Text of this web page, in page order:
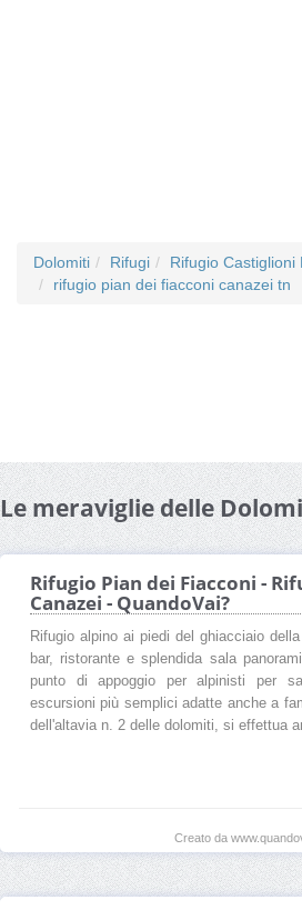
Dolomiti Rifugi
Rifugio Castiglioni
rifugio pian dei fiacconi canazei tn
Le meraviglie delle
Rifugio Pian dei Fiacconi -
Canazei - QuandoVai?
Rifugio alpino ai piedi del ghiacciaio
bar, ristorante e splendida sala
punto di appoggio per alpinisti per
escursioni più semplici adatte anche a
dell'altavia n. 2 delle dolomiti, si effettua
Creato da